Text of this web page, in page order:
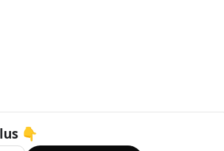
👇